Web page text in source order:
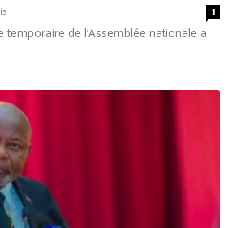
1
temporaire de l’Assemblée nationale a